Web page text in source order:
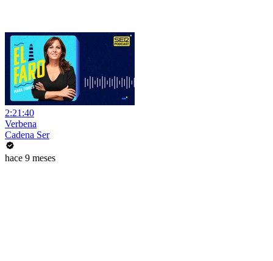
2:21:40
Verbena
Cadena Ser
hace 9 meses